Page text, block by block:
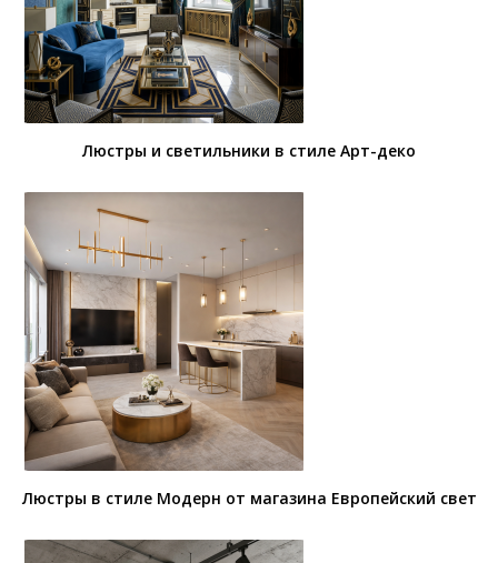
Люстры и светильники в стиле Арт-деко
Люстры в стиле Модерн от магазина Европейский свет